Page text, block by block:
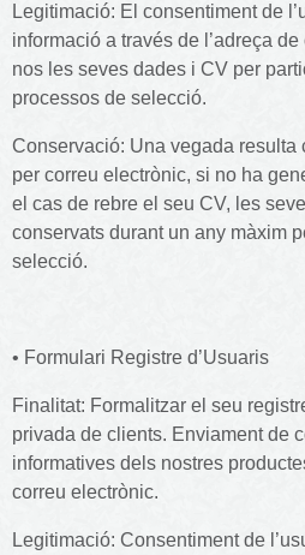
Legitimació: El consentiment de
informació a través de l’adreça
nos les seves dades i CV per
processos de selecció.
Conservació: Una vegada resulta
per correu electrònic, si no ha
el cas de rebre el seu CV, les
conservats durant un any màxim
selecció.
• Formulari Registre d’Usuaris
Finalitat: Formalitzar el seu
privada de clients. Enviament de
informatives dels nostres
correu electrònic.
Legitimació: Consentiment de